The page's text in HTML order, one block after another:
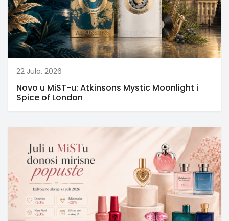
22 Jula, 2026
Novo u MiST-u: Atkinsons Mystic Moonlight i
Spice of London